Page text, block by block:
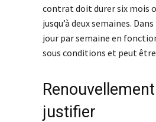
contrat doit durer six mois
jusqu’à deux semaines.
jour par semaine en
sous conditions et peut
justifier